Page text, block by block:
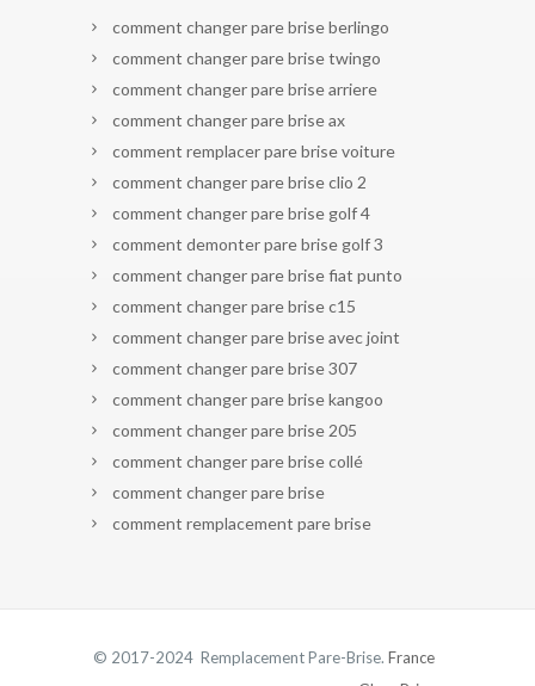
comment changer pare brise berlingo
comment changer pare brise twingo
comment changer pare brise arriere
comment changer pare brise ax
comment remplacer pare brise voiture
comment changer pare brise clio 2
comment changer pare brise golf 4
comment demonter pare brise golf 3
comment changer pare brise fiat punto
comment changer pare brise c15
comment changer pare brise avec joint
comment changer pare brise 307
comment changer pare brise kangoo
comment changer pare brise 205
comment changer pare brise collé
comment changer pare brise
comment remplacement pare brise
© 2017-2024 Remplacement Pare-Brise. France